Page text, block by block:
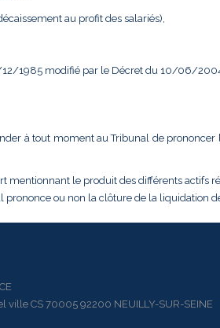
au profit des salariés),
1985 modifié par le Décret du 10/06/
à tout moment au Tribunal de
le produit des différents actifs
ou non la clôture de la liquidation
CS 70005 92200 NEUILLY-SUR-SEINE